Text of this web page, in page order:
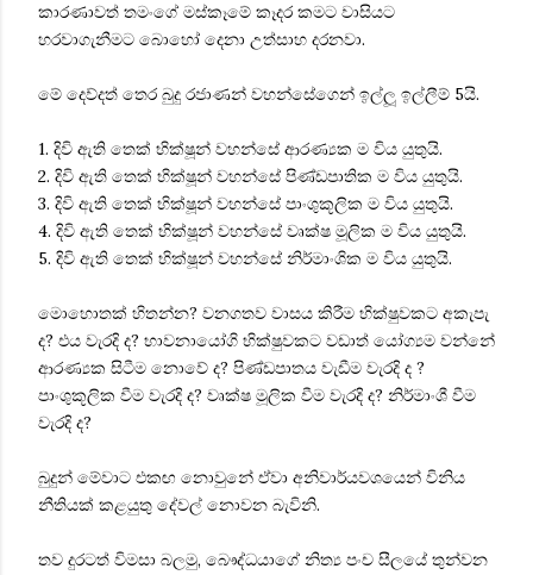
කාරණාවත් තමංගේ මස්කෑමේ කෑදර කමට වාසියට
හරවාගැනීමට බොහෝ දෙනා උත්සාහ දරනවා.
මේ දෙව්දත් තෙර බුදු රජාණන් වහන්සේගෙන් ඉල්ලූ ඉල්ලීම් 5යි.
1. දිවි ඇති තෙක් භික්ෂූන් වහන්සේ ආරණ්‍යක ම විය යුතුයි.
2. දිවි ඇති තෙක් භික්ෂූන් වහන්සේ පිණ්ඩපාතික ම විය යුතුයි.
3. දිවි ඇති තෙක් භික්ෂූන් වහන්සේ පාංශුකූලික ම විය යුතුයි.
4. දිවි ඇති තෙක් භික්ෂූන් වහන්සේ වෘක්ෂ මූලික ම විය යුතුයි.
5. දිවි ඇති තෙක් භික්ෂූන් වහන්සේ නිර්මාංශික ම විය යුතුයි.
මොහොතක් හිතන්න? වනගතව වාසය කිරීම භික්ෂුවකට අකැපැ
ද? එය වැරදි ද? භාවනායෝගි භික්ෂුවකට වඩාත් යෝග්‍යම වන්නේ
ආරණ්‍යක සිටීම නොවේ ද? පිණ්ඩපාතය වැඩීම වැරදි ද ?
පාංශුකූලික වීම වැරදි ද? වෘක්ෂ මූලික වීම වැරදි ද? නිර්මාංශී වීම
වැරදි ද?
බුදුන් මේවාට එකඟ නොවුනේ ඒවා අනිවාර්යවශයෙන් විනිය
නීතියක් කළයුතු දේවල් නොවන බැවිනි.
තව දුරටත් විමසා බලමු, බෞද්ධයාගේ නිත්‍ය පංච සීලයේ තුන්වන